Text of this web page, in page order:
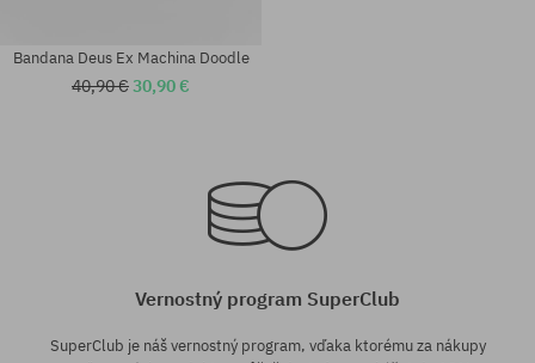
Bandana Deus Ex Machina Doodle
40,90 €30,90 €
Vernostný program SuperClub
SuperClub je náš vernostný program, vďaka ktorému za nákupy